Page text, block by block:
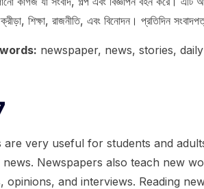
শিক্ষা, রাজনীতি, এবং বিনোদন। প্রতিদিন
newspaper, news, stories,
are very useful for students and
Newspapers also teach new
opinions, and interviews. Reading